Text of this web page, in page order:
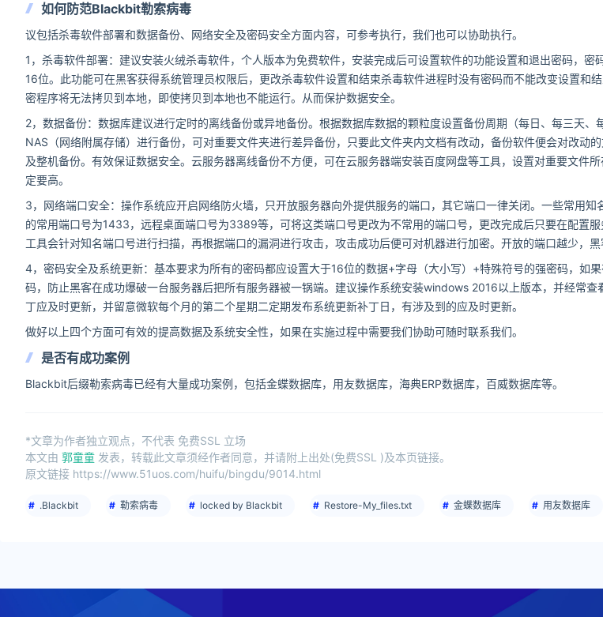
如何防范Blackbit勒索病毒
议包括杀毒软件部署和数据备份、网络安全及密码安全方面内容，可参考执行，我们也可以协助执行。
1，杀毒软件部署：建议安装火绒杀毒软件，个人版本为免费软件，安装完成后可设置软件的功能设置和退出密码，
16位。此功能可在黑客获得系统管理员权限后，更改杀毒软件设置和结束杀毒软件进程时没有密码而不能改变设置和
密程序将无法拷贝到本地，即使拷贝到本地也不能运行。从而保护数据安全。
2，数据备份：数据库建议进行定时的离线备份或异地备份。根据数据库数据的颗粒度设置备份周期（每日、每三天、
NAS（网络附属存储）进行备份，可对重要文件夹进行差异备份，只要此文件夹内文档有改动，备份软件便会对改动
及整机备份。有效保证数据安全。云服务器离线备份不方便，可在云服务器端安装百度网盘等工具，设置对重要文件
定要高。
3，网络端口安全：操作系统应开启网络防火墙，只开放服务器向外提供服务的端口，其它端口一律关闭。一些常用知
的常用端口号为1433，远程桌面端口号为3389等，可将这类端口号更改为不常用的端口号，更改完成后只要在配置
工具会针对知名端口号进行扫描，再根据端口的漏洞进行攻击，攻击成功后便可对机器进行加密。开放的端口越少，黑
4，密码安全及系统更新：基本要求为所有的密码都应设置大于16位的数据+字母（大小写）+特殊符号的强密码，如
码，防止黑客在成功爆破一台服务器后把所有服务器被一锅端。建议操作系统安装windows 2016以上版本，并经常
丁应及时更新，并留意微软每个月的第二个星期二定期发布系统更新补丁日，有涉及到的应及时更新。
做好以上四个方面可有效的提高数据及系统安全性，如果在实施过程中需要我们协助可随时联系我们。
是否有成功案例
Blackbit后缀勒索病毒已经有大量成功案例，包括金蝶数据库，用友数据库，海典ERP数据库，百威数据库等。
*文章为作者独立观点，不代表 免费SSL 立场
本文由 郭童童 发表，转载此文章须经作者同意，并请附上出处(免费SSL )及本页链接。
原文链接 https://www.51uos.com/huifu/bingdu/9014.html
.Blackbit 勒索病毒 locked by Blackbit Restore-My_files.txt 金蝶数据库 用友数据库